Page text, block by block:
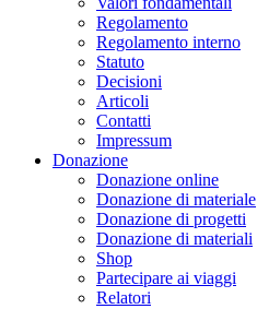
Regolamento
Regolamento interno
Statuto
Decisioni
Articoli
Contatti
Impressum
Donazione
Donazione online
Donazione di materiale
Donazione di progetti
Donazione di materiali
Shop
Partecipare ai viaggi
Relatori